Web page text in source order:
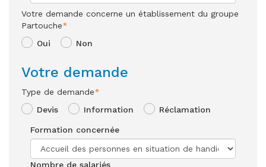
Votre demande concerne un établissement du groupe
Partouche*
Oui
Non
Votre demande
Type de demande*
Devis
Information Réclamation
Formation concernée
Nombre de salariés